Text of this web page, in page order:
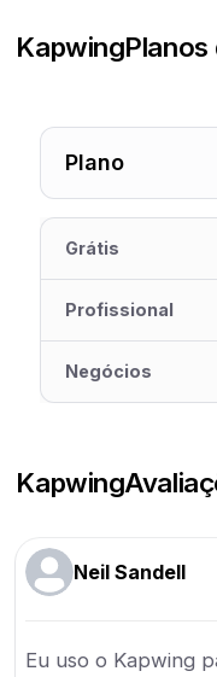
Kapwing
Plano
Grátis
Profissional
Negócios
Kapwing
Neil Sandell
Eu uso o Kapwing